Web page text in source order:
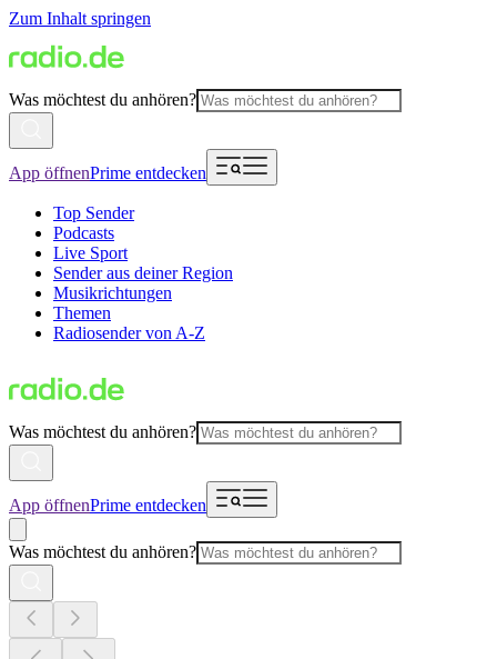
Zum Inhalt springen
Was möchtest du anhören?
App öffnenPrime entdecken
Top Sender
Podcasts
Live Sport
Sender aus deiner Region
Musikrichtungen
Themen
Radiosender von A-Z
Was möchtest du anhören?
App öffnenPrime entdecken
Was möchtest du anhören?